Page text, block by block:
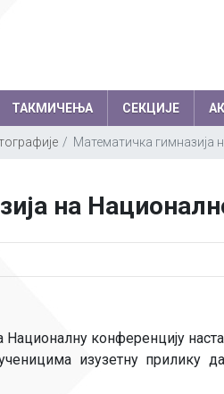
родитеља
парламент
ТАКМИЧЕЊА СЕКЦИЈЕ
Математичка гимназија
на
Националну конференцију
изузетну прилику